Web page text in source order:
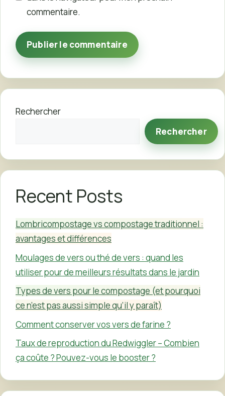
commentaire.
Rechercher
Rechercher
Recent Posts
Lombricompostage vs compostage traditionnel :
avantages et différences
Moulages de vers ou thé de vers : quand les
utiliser pour de meilleurs résultats dans le jardin
Types de vers pour le compostage (et pourquoi
ce n’est pas aussi simple qu’il y paraît)
Comment conserver vos vers de farine ?
Taux de reproduction du Redwiggler – Combien
ça coûte ? Pouvez-vous le booster ?